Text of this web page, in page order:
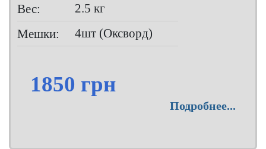
Вес:
2.5 кг
Мешки:
4шт (Оксворд)
1850 грн
Подробнее...